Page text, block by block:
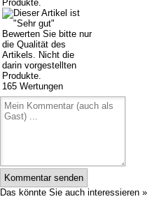
165 Wertungen
Kommentar senden
Das könnte Sie auch interessieren »